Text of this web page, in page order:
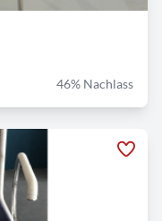
46% Nachlass